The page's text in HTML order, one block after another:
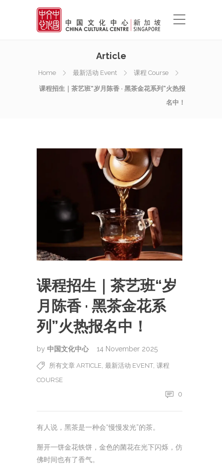
Article
Home 最新活动 Event 课程 Course
课程招生｜茶艺班“岁月陈香 · 黑茶金花系列”火热报
名中！
课程招生｜茶艺班“岁
月陈香 · 黑茶金花系
列”火热报名中！
by 中国文化中心 14 November 2025
所有文章 ARTICLE 最新活动 EVENT 课程
COURSE
0
有人说，黑茶是一种会“慢慢发光”的茶。
掰开一饼金花铁饼，金色的菌花在光下闪烁，仿
佛时间也有了香气。